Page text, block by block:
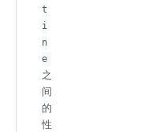
t
i
n
e
之
间
的
性